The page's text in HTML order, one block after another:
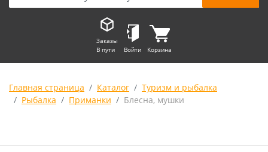
Заказы
В пути
Войти Корзина
Главная страница Каталог
Туризм и рыбалка
Рыбалка
Приманки Блесна, мушки